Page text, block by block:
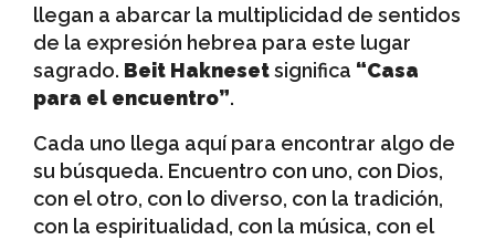
llegan a abarcar la multiplicidad de sentidos
de la expresión hebrea para este lugar
sagrado. Beit Haknesetsignifica “Casa
para el encuentro”.
Cada uno llega aquí para encontrar algo de
su búsqueda. Encuentro con uno, con Dios,
con el otro, con lo diverso, con la tradición,
con la espiritualidad, con la música, con el